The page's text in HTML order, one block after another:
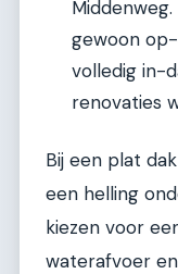
gewoon
volledig in-
renovaties
Bij een plat
een helling
kiezen voor
waterafvoer